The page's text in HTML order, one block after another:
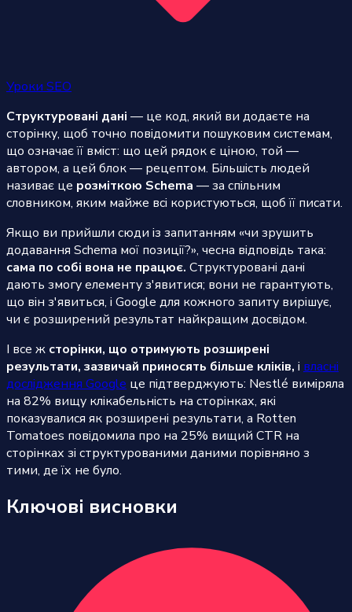
Уроки SEO
Структуровані дані — це код, який ви додаєте на
сторінку, щоб точно повідомити пошуковим системам,
що означає її вміст: що цей рядок є ціною, той —
автором, а цей блок — рецептом. Більшість людей
називає це розміткою Schema — за спільним
словником, яким майже всі користуються, щоб її писати.
Якщо ви прийшли сюди із запитанням «чи зрушить
додавання Schema мої позиції?», чесна відповідь така:
сама по собі вона не працює. Структуровані дані
дають змогу елементу з'явитися; вони не гарантують,
що він з'явиться, і Google для кожного запиту вирішує,
чи є розширений результат найкращим досвідом.
І все ж сторінки, що отримують розширені
результати, зазвичай приносять більше кліків, і власні
дослідження Google це підтверджують: Nestlé виміряла
на 82% вищу клікабельність на сторінках, які
показувалися як розширені результати, а Rotten
Tomatoes повідомила про на 25% вищий CTR на
сторінках зі структурованими даними порівняно з
тими, де їх не було.
Ключові висновки